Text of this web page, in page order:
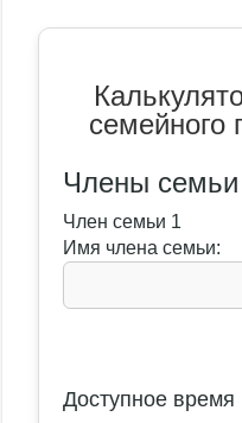
семейного
Члены семьи
Член семьи 1
Имя члена семьи:
Доступное время